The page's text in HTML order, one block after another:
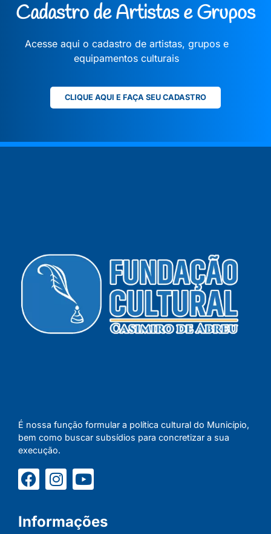
Cadastro de Artistas e Grupos
Acesse aqui o cadastro de artistas, grupos e
equipamentos culturais
CLIQUE AQUI E FAÇA SEU CADASTRO
É nossa função formular a política cultural do Município,
bem como buscar subsídios para concretizar a sua
execução.
Informações